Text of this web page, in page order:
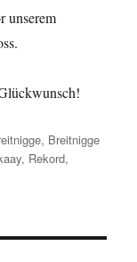
unserem
, Breitnigge
, Rekord,